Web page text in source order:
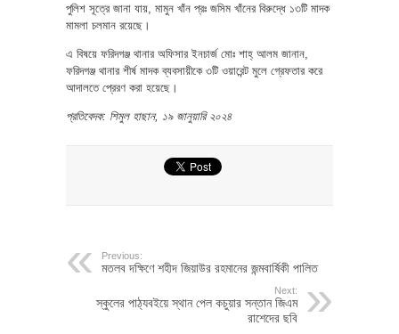
পুলিশ সূত্রে জানা যায়, মামুন খাঁন প্রঃ জসিম খাঁনের বিরুদ্ধে ১৩টি মাদক
মামলা চলমান রয়েছে।
এ বিষয়ে ফরিদগঞ্জ থানার অফিসার ইনচার্জ মোঃ শাহ্ আলম জানান,
ফরিদগঞ্জ থানার শীর্ষ মাদক ব্যবসায়ীকে ৩টি ওয়ারেন্ট মুলে গ্রেফতার করে
আদালতে প্রেরণ করা হয়েছে।
প্রতিবেদক: শিমুল হাছান, ১৯ জানুয়ারি ২০২৪
Previous:
মতলব দক্ষিণে শহীদ জিয়াউর রহমানের জন্মবার্ষিকী পালিত
Next:
স্কুলের পাঠ্যবইয়ে স্থান পেল কচুয়ার সন্তান জিএম
রাশেদের ছবি